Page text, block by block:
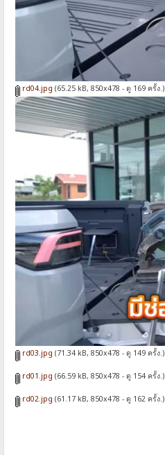
rd04.jpg (65.25 kB, 850x478 - ดู 169 ครั้ง.)
rd03.jpg (71.34 kB, 850x478 - ดู 149 ครั้ง.)
rd01.jpg (66.59 kB, 850x478 - ดู 154 ครั้ง.)
rd02.jpg (61.17 kB, 850x478 - ดู 162 ครั้ง.)